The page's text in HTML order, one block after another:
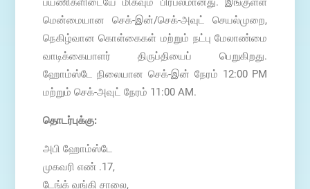
மென்மையான செக்-இன்/செக்-அவுட் செயல்முறை,
நெகிழ்வான கொள்கைகள் மற்றும் நட்பு மேலாண்மை
வாடிக்கையாளர் திருப்தியைப் பெறுகிறது.
ஹோம்ஸ்டே நிலையான செக்-இன் நேரம் 12:00 PM
மற்றும் செக்-அவுட் நேரம் 11:00 AM.
தொடர்புக்கு:
அபி ஹோம்ஸ்டே
முகவரி எண் .17,
டேங்க் வங்கி சாலை,